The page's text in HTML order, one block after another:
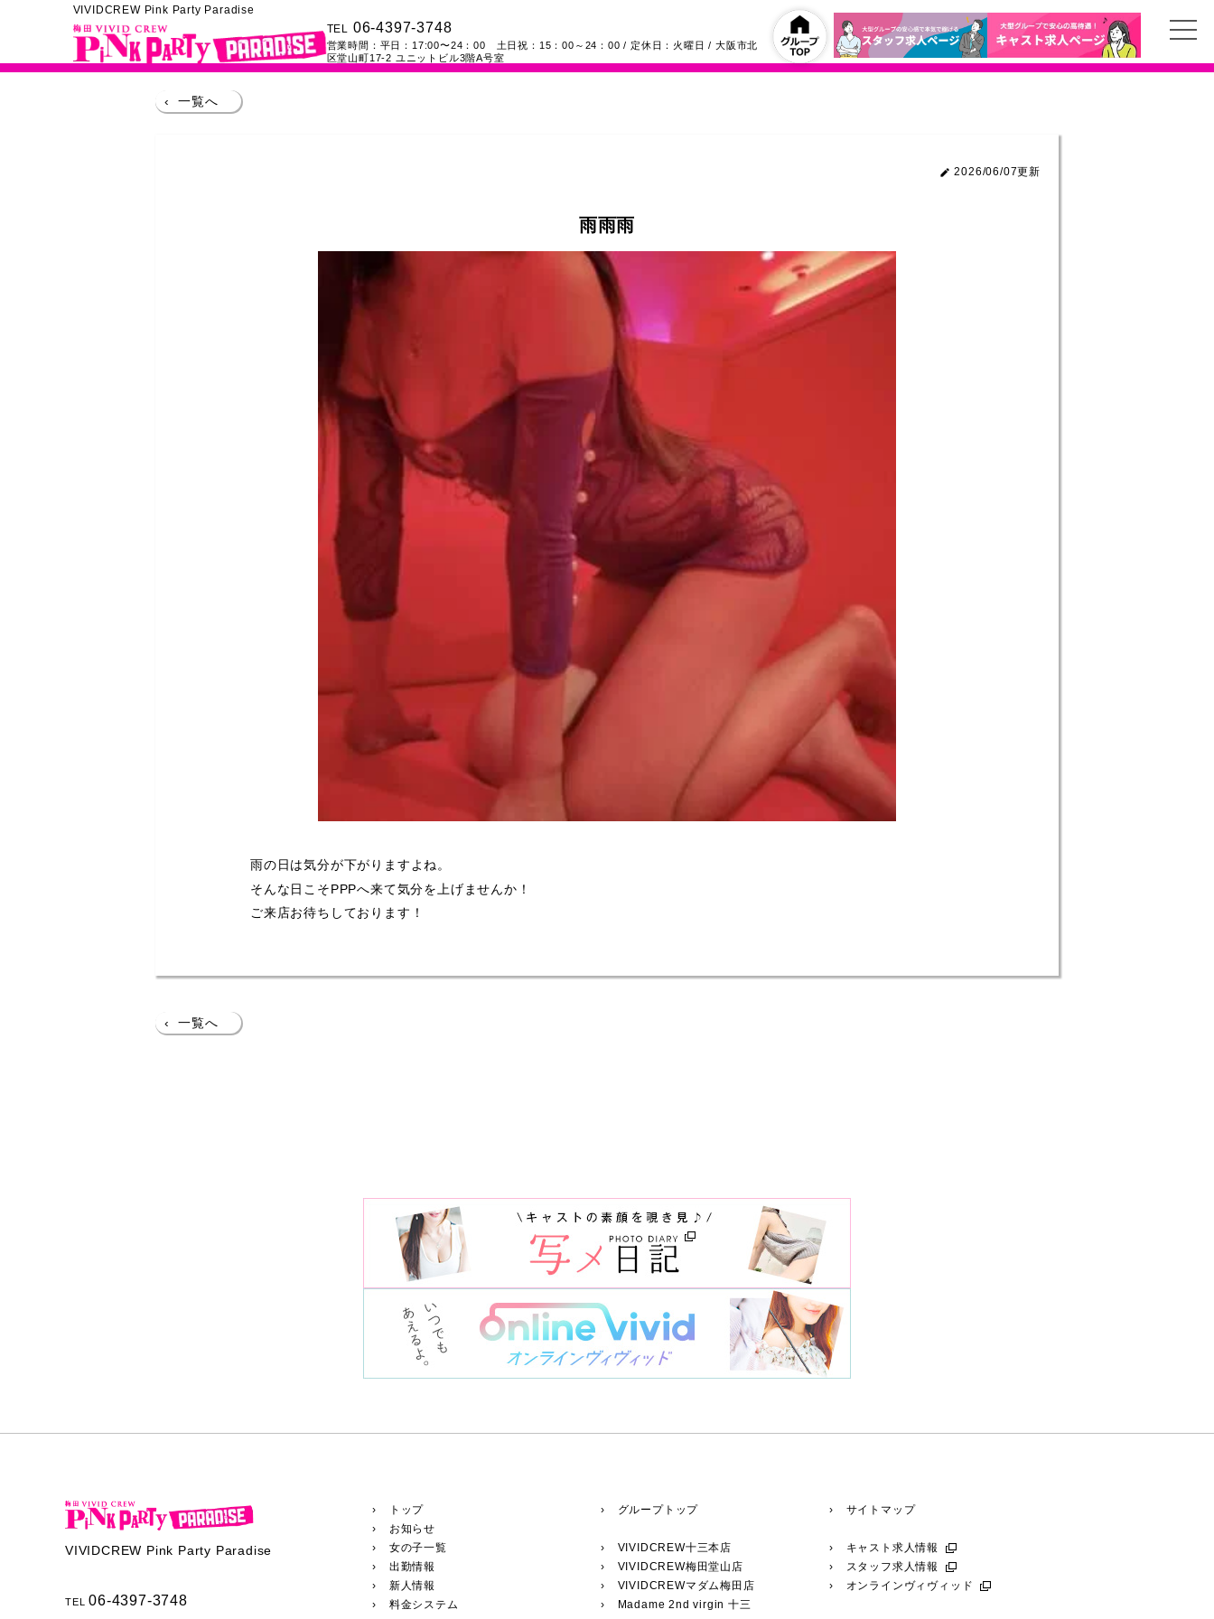
VIVIDCREW Pink Party Paradise
TEL 06-4397-3748
営業時間： 平日：17:00〜24：00 土日祝：15：00～24：00 / 定休日：火曜日 /大阪市北
区堂山町17-2 ユニットビル3階A号室
‹ 一覧へ
2026/06/07更新
雨雨雨
雨の日は気分が下がりますよね。
そんな日こそPPPへ来て気分を上げませんか！
ご来店お待ちしております！
‹ 一覧へ
VIVIDCREW Pink Party Paradise
TEL06-4397-3748
› トップ
› お知らせ
› 女の子一覧
› 出勤情報
› 新人情報
› 料金システム
› グループトップ
› VIVIDCREW十三本店
› VIVIDCREW梅田堂山店
› VIVIDCREWマダム梅田店
› Madame 2nd virgin 十三
› サイトマップ
› キャスト求人情報
› スタッフ求人情報
› オンラインヴィヴィッド